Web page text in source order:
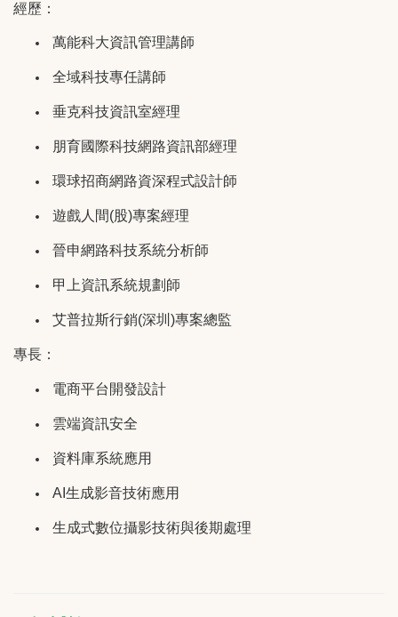
經歷：
萬能科大資訊管理講師
全域科技專任講師
垂克科技資訊室經理
朋育國際科技網路資訊部經理
環球招商網路資深程式設計師
遊戲人間(股)專案經理
晉申網路科技系統分析師
甲上資訊系統規劃師
艾普拉斯行銷(深圳 )專案總監
專長：
電商平台開發設計
雲端資訊安全
資料庫系統應用
AI 生成影音技術應用
生成式數位攝影技術與後期處理